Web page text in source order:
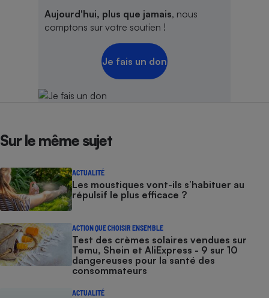
Aujourd'hui, plus que jamais, nous
comptons sur votre soutien !
Je fais un don
Sur le même sujet
ACTUALITÉ
Les moustiques vont-ils s’habituer au
répulsif le plus efficace ?
ACTION QUE CHOISIR ENSEMBLE
Test des crèmes solaires vendues sur
Temu, Shein et AliExpress - 9 sur 10
dangereuses pour la santé des
consommateurs
ACTUALITÉ